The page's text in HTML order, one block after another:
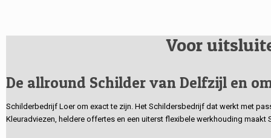
Voor
De allround Schilder van Delfzijl en
Schilderbedrijf Loer om exact te zijn. Het Schildersbedrijf dat werkt met
Kleuradviezen, heldere offertes en een uiterst flexibele werkhouding